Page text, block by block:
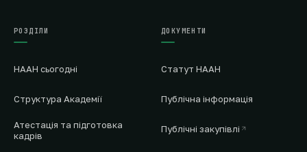
РОЗДІЛИ
НААН сьогодні
Структура Академії
Атестація та підготовка
кадрів
ДОКУМЕНТИ
Статут НААН
Публічна інформація
Публічні закупівлі